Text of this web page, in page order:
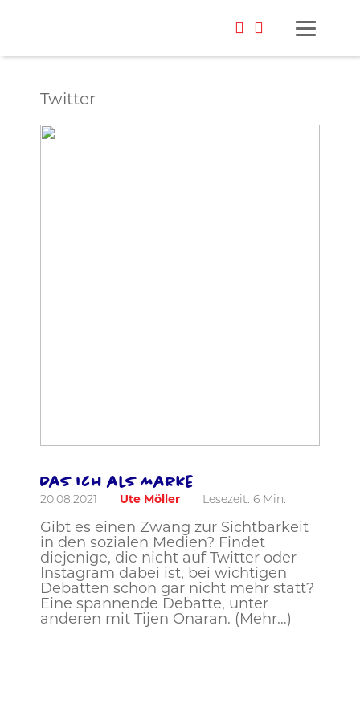
Twitter
Das Ich als Marke
20.08.2021 Ute Möller Lesezeit: 6 Min.
Gibt es einen Zwang zur Sichtbarkeit
in den sozialen Medien? Findet
diejenige, die nicht auf Twitter oder
Instagram dabei ist, bei wichtigen
Debatten schon gar nicht mehr statt?
Eine spannende Debatte, unter
anderen mit Tijen Onaran. (Mehr…)